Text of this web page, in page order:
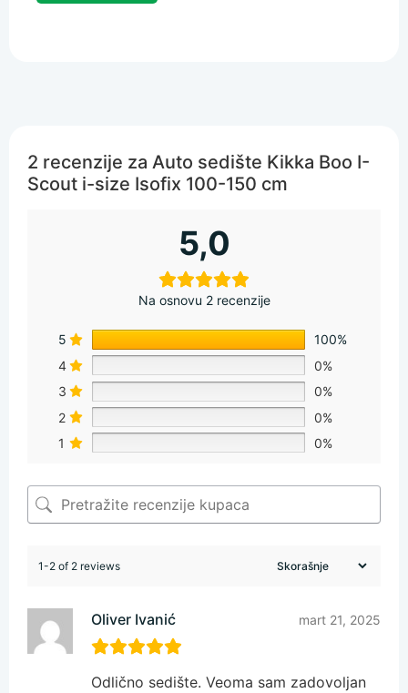
2 recenzije za Auto sedište Kikka Boo I-
Scout i-size Isofix 100-150 cm
5,0
Na osnovu 2 recenzije
5
100%
4
0%
3
0%
2
0%
1
0%
1-2 of 2 reviews
Oliver Ivanić mart 21, 2025
Odlično sedište. Veoma sam zadovoljan